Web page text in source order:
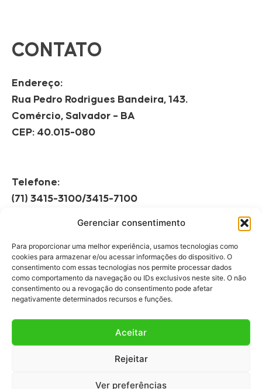
Gerenciar consentimento
Para proporcionar uma melhor experiência, usamos tecnologias como
cookies para armazenar e/ou acessar informações do dispositivo. O
consentimento com essas tecnologias nos permite processar dados
como comportamento da navegação ou IDs exclusivos neste site. O não
consentimento ou a revogação do consentimento pode afetar
negativamente determinados recursos e funções.
Aceitar
Rejeitar
Ver preferências
CONTATO
Endereço:
Rua Pedro Rodrigues Bandeira, 143.
Comércio, Salvador – BA
CEP: 40.015-080
Telefone:
(71) 3415-3100/3415-7100
Horário de Funcionamento:
08h às 12h | 13h às 17h
Fale Conosco
Fale com a gente!